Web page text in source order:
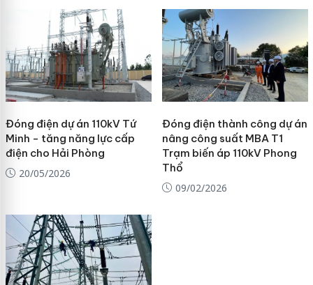
Đóng điện dự án 110kV Tứ
Minh - tăng năng lực cấp
điện cho Hải Phòng
20/05/2026
Đóng điện thành công dự án
nâng công suất MBA T1
Trạm biến áp 110kV Phong
Thổ
09/02/2026